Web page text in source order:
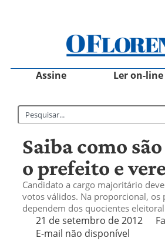
Assine Ler on-line
Saiba como
o prefeito e
Candidato a cargo majoritário
votos válidos. Na proporcional, os
dependem dos quocientes
21 de setembro de 2012
E-mail não disponível